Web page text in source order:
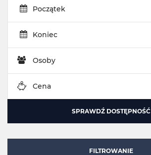
Początek
Koniec
Osoby
Cena
SPRAWDŹ DOSTĘPNOŚĆ
FILTROWANIE